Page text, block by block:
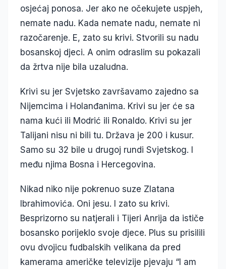
osjećaj ponosa. Jer ako ne očekujete uspjeh,
nemate nadu. Kada nemate nadu, nemate ni
razočarenje. E, zato su krivi. Stvorili su nadu
bosanskoj djeci. A onim odraslim su pokazali
da žrtva nije bila uzaludna.
Krivi su jer Svjetsko završavamo zajedno sa
Nijemcima i Holanđanima. Krivi su jer će sa
nama kući ili Modrić ili Ronaldo. Krivi su jer
Talijani nisu ni bili tu. Država je 200 i kusur.
Samo su 32 bile u drugoj rundi Svjetskog. I
među njima Bosna i Hercegovina.
Nikad niko nije pokrenuo suze Zlatana
Ibrahimovića. Oni jesu. I zato su krivi.
Besprizorno su natjerali i Tijeri Anrija da ističe
bosansko porijeklo svoje djece. Plus su prisilili
ovu dvojicu fudbalskih velikana da pred
kamerama američke televizije pjevaju “I am